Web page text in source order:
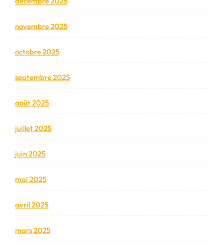
novembre 2025
octobre 2025
septembre 2025
août 2025
juillet 2025
juin 2025
mai 2025
avril 2025
mars 2025